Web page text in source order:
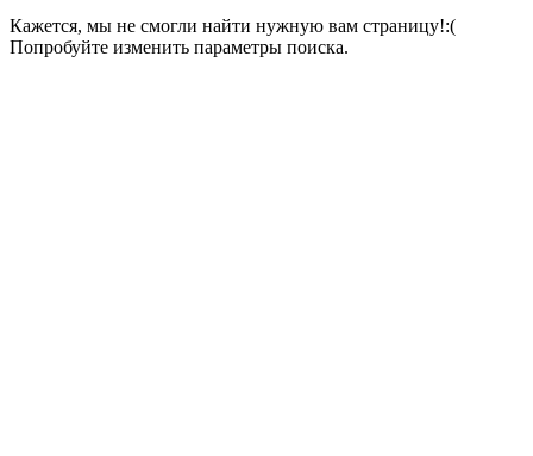
Кажется, мы не смогли найти нужную вам страницу!:(
Попробуйте изменить параметры поиска.